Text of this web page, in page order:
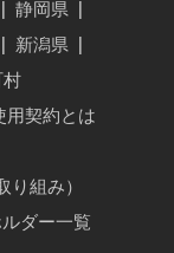
静岡県
新潟県
村
用契約とは
り組み）
ダー一覧